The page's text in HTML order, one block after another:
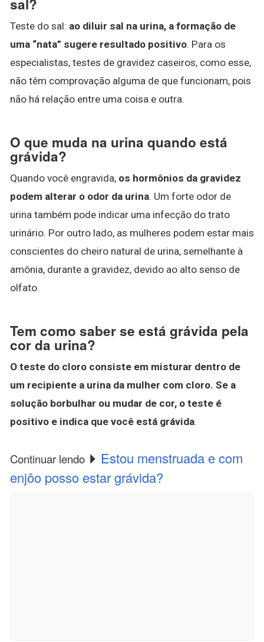
sal?
Teste do sal: ao diluir sal na urina, a formação de
uma “nata” sugere resultado positivo. Para os
especialistas, testes de gravidez caseiros, como esse,
não têm comprovação alguma de que funcionam, pois
não há relação entre uma coisa e outra.
O que muda na urina quando está
grávida?
Quando você engravida, os hormônios da gravidez
podem alterar o odor da urina. Um forte odor de
urina também pode indicar uma infecção do trato
urinário. Por outro lado, as mulheres podem estar mais
conscientes do cheiro natural de urina, semelhante à
amônia, durante a gravidez, devido ao alto senso de
olfato.
Tem como saber se está grávida pela
cor da urina?
O teste do cloro consiste em misturar dentro de
um recipiente a urina da mulher com cloro. Se a
solução borbulhar ou mudar de cor, o teste é
positivo e indica que você está grávida.
Continuar lendo
Estou menstruada e com
enjôo posso estar grávida?